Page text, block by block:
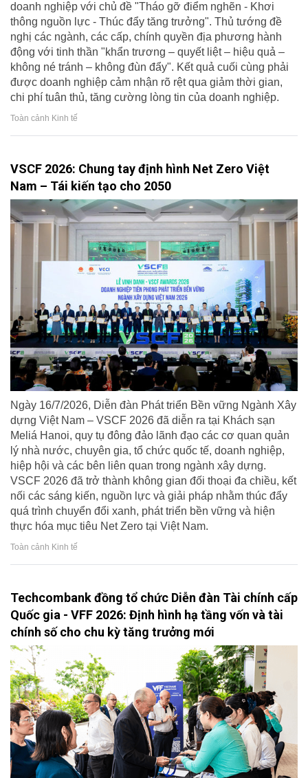
doanh nghiệp với chủ đề "Tháo gỡ điểm nghẽn - Khơi
thông nguồn lực - Thúc đẩy tăng trưởng". Thủ tướng đề
nghị các ngành, các cấp, chính quyền địa phương hành
động với tinh thần "khẩn trương – quyết liệt – hiệu quả –
không né tránh – không đùn đẩy". Kết quả cuối cùng phải
được doanh nghiệp cảm nhận rõ rệt qua giảm thời gian,
chi phí tuân thủ, tăng cường lòng tin của doanh nghiệp.
Toàn cảnh Kinh tế
VSCF 2026: Chung tay định hình Net Zero Việt
Nam – Tái kiến tạo cho 2050
Ngày 16/7/2026, Diễn đàn Phát triển Bền vững Ngành Xây
dựng Việt Nam – VSCF 2026 đã diễn ra tại Khách sạn
Meliá Hanoi, quy tụ đông đảo lãnh đạo các cơ quan quản
lý nhà nước, chuyên gia, tổ chức quốc tế, doanh nghiệp,
hiệp hội và các bên liên quan trong ngành xây dựng.
VSCF 2026 đã trở thành không gian đối thoại đa chiều, kết
nối các sáng kiến, nguồn lực và giải pháp nhằm thúc đẩy
quá trình chuyển đổi xanh, phát triển bền vững và hiện
thực hóa mục tiêu Net Zero tại Việt Nam.
Toàn cảnh Kinh tế
Techcombank đồng tổ chức Diễn đàn Tài chính cấp
Quốc gia - VFF 2026: Định hình hạ tầng vốn và tài
chính số cho chu kỳ tăng trưởng mới